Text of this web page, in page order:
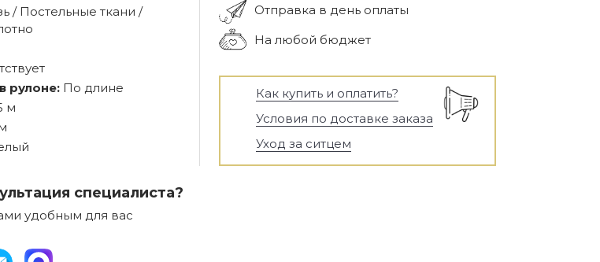
/ Постельные ткани /
рулоне: По длине
м
специалиста?
удобным для вас
Отправка в день оплаты
На любой бюджет
Как купить и оплатить?
Условия по доставке заказа
Уход за ситцем